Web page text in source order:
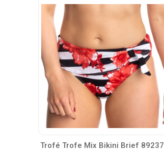
Trofé Trofe Mix Bikini Brief 89237